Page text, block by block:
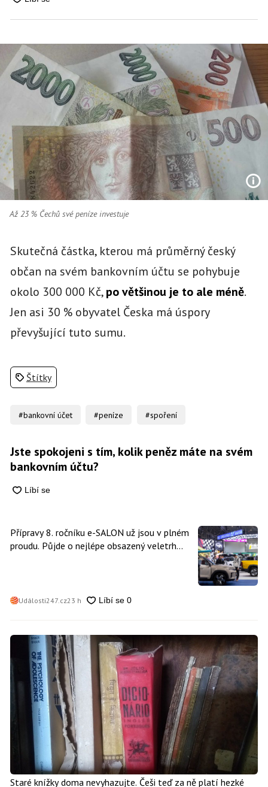
Až 23 % Čechů své peníze investuje
Skutečná částka, kterou má průměrný český
občan na svém bankovním účtu se pohybuje
okolo 300 000 Kč,po většinou je to ale méně.
Jen asi 30 % obyvatel Česka má úspory
převyšující tuto sumu.
Štítky
#bankovní účet #peníze #spoření
Jste spokojeni s tím, kolik peněz máte na svém
bankovním účtu?
Přípravy 8. ročníku e-SALON už jsou v plném
proudu. Půjde o nejlépe obsazený veletrh
Události247.cz23 h
Staré knížky doma nevyhazujte. Češi teď za ně platí hezké